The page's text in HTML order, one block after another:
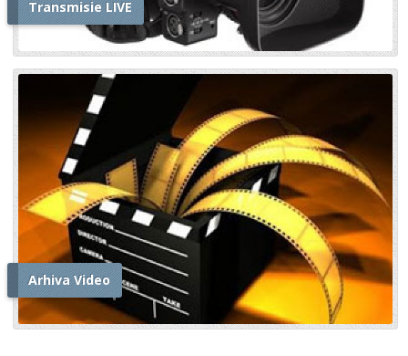
Transmisie LIVE
Arhiva Video